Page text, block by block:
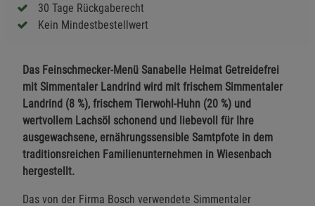
30 Tage Rückgaberecht
Kein Mindestbestellwert
Das Feinschmecker-Menü Sanabelle Heimat Getreidefrei
mit Simmentaler Landrind wird mit frischem Simmentaler
Landrind (8 %), frischem Tierwohl-Huhn (20 %) und
wertvollem Lachsöl schonend und liebevoll für Ihre
ausgewachsene, ernährungssensible Samtpfote in dem
traditionsreichen Familienunternehmen in Wiesenbach
hergestellt.
Das von der Firma Bosch verwendete Simmentaler